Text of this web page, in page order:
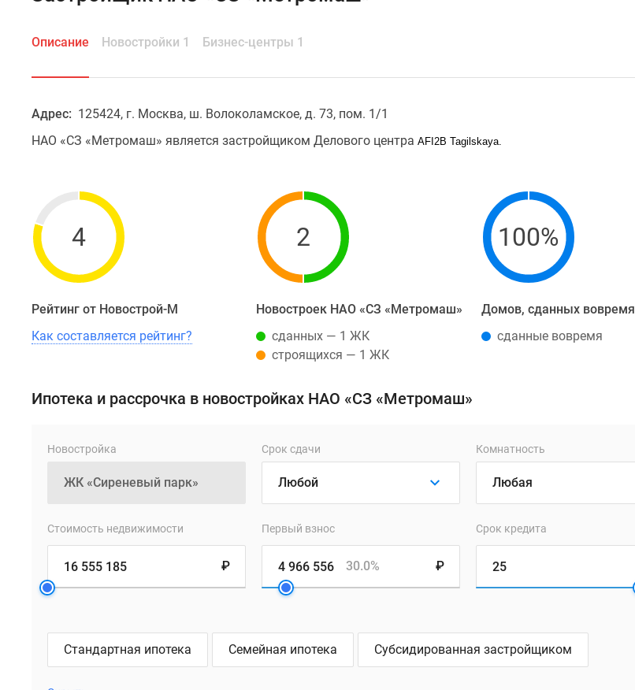
Описание Новостройки 1 Бизнес-центры 1
Адрес: 125424, г. Москва, ш. Волоколамское, д. 73, пом. 1/1
НАО «СЗ «Метромаш» является застройщиком Делового центра AFI2B Tagilskaya.
4
Рейтинг от Новострой-М
Как составляется рейтинг?
2
Новостроек НАО «СЗ «Метромаш»
сданных — 1 ЖК
строящихся — 1 ЖК
100%
Домов, сданных вовремя
сданные вовремя
Ипотека и рассрочка в новостройках НАО «СЗ «Метромаш»
Новостройка Срок сдачи Комнатность
Стоимость недвижимости
₽
Первый взнос
₽
30.0%
Срок кредита
Стандартная ипотека Семейная ипотека Субсидированная застройщиком